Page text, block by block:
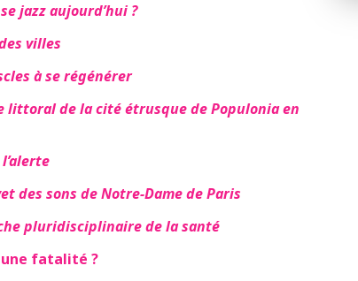
jazz aujourd’hui ?
villes
à se régénérer
littoral de la cité étrusque de Populonia en
des sons de Notre-Dame de Paris
pluridisciplinaire de la santé
fatalité ?